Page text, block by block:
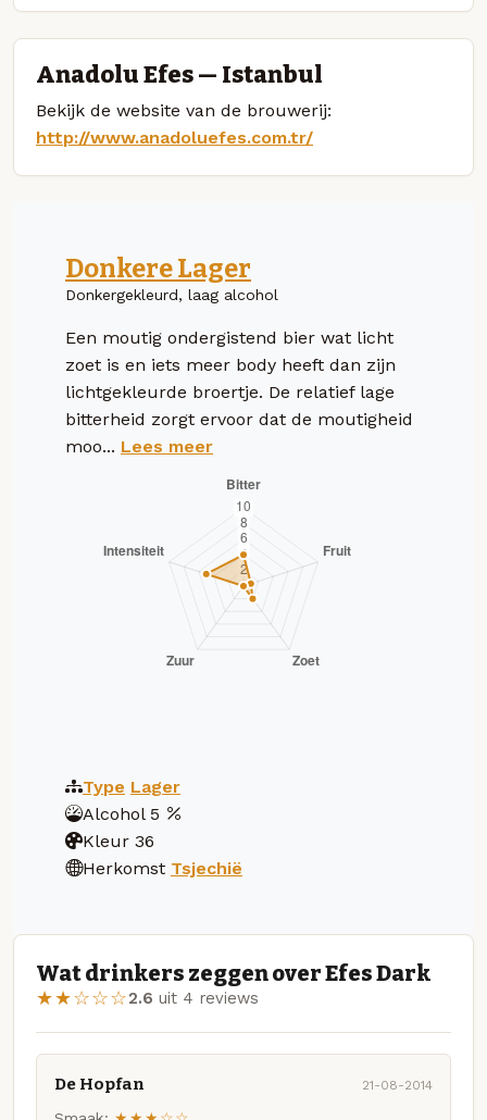
Anadolu Efes — Istanbul
Bekijk de website van de brouwerij:
http://www.anadoluefes.com.tr/
Donkere Lager
Donkergekleurd, laag alcohol
Een moutig ondergistend bier wat licht
zoet is en iets meer body heeft dan zijn
lichtgekleurde broertje. De relatief lage
bitterheid zorgt ervoor dat de moutigheid
moo... Lees meer
Type Lager
Alcohol 5
Kleur 36
Herkomst Tsjechië
Wat drinkers zeggen over Efes Dark
★★☆☆☆2.6 uit 4 reviews
De Hopfan 21-08-2014